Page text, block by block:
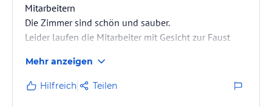
Mitarbeitern
Die Zimmer sind schön und sauber.
Leider laufen die Mitarbeiter mit Gesicht zur Faust
Lächeln im Gesicht ist doch alles viel schöner.
Mehr anzeigen
Hilfreich Teilen